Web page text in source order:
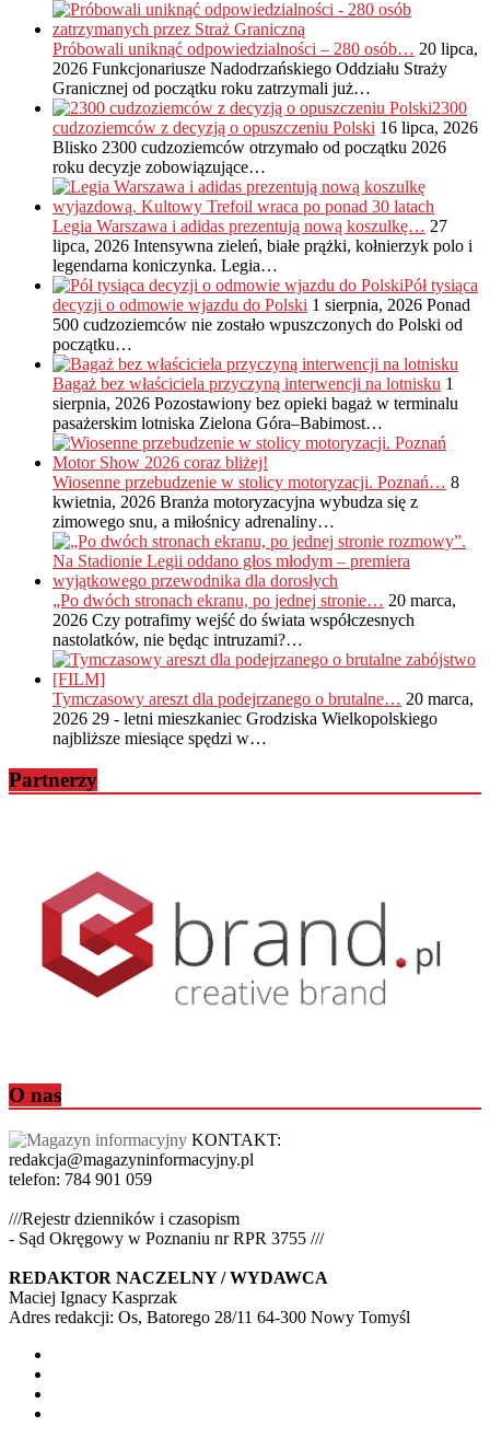
Próbowali uniknąć odpowiedzialności – 280 osób… 20 lipca,
2026 Funkcjonariusze Nadodrzańskiego Oddziału Straży
Granicznej od początku roku zatrzymali już…
2300
cudzoziemców z decyzją o opuszczeniu Polski 16 lipca, 2026
Blisko 2300 cudzoziemców otrzymało od początku 2026
roku decyzje zobowiązujące…
Legia Warszawa i adidas prezentują nową koszulkę… 27
lipca, 2026 Intensywna zieleń, białe prążki, kołnierzyk polo i
legendarna koniczynka. Legia…
Pół tysiąca
decyzji o odmowie wjazdu do Polski 1 sierpnia, 2026 Ponad
500 cudzoziemców nie zostało wpuszczonych do Polski od
początku…
Bagaż bez właściciela przyczyną interwencji na lotnisku 1
sierpnia, 2026 Pozostawiony bez opieki bagaż w terminalu
pasażerskim lotniska Zielona Góra–Babimost…
Wiosenne przebudzenie w stolicy motoryzacji. Poznań… 8
kwietnia, 2026 Branża motoryzacyjna wybudza się z
zimowego snu, a miłośnicy adrenaliny…
„Po dwóch stronach ekranu, po jednej stronie… 20 marca,
2026 Czy potrafimy wejść do świata współczesnych
nastolatków, nie będąc intruzami?…
Tymczasowy areszt dla podejrzanego o brutalne… 20 marca,
2026 29 - letni mieszkaniec Grodziska Wielkopolskiego
najbliższe miesiące spędzi w…
Partnerzy
O nas
KONTAKT:
redakcja@magazyninformacyjny.pl
telefon: 784 901 059
///Rejestr dzienników i czasopism
- Sąd Okręgowy w Poznaniu nr RPR 3755 ///
REDAKTOR NACZELNY / WYDAWCA
Maciej Ignacy Kasprzak
Adres redakcji: Os, Batorego 28/11 64-300 Nowy Tomyśl